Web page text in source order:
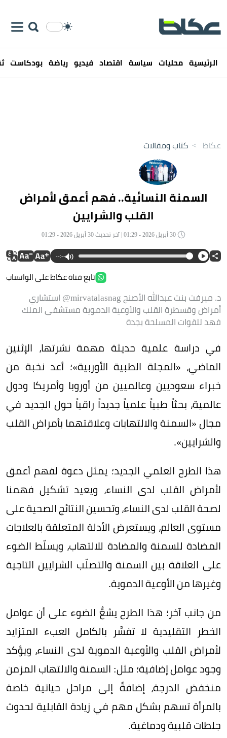
الرئيسية محليات سياسة اقتصاد فيديو رياضة بودكاست
عكاظ > كتاب ومقالات
السمنة النسائية.. فهم أعمق لأمراض
القلب والشرايين
--:--
تابع قناة عكاظ على الواتساب
د. ميرفت بنت عبدالله الأصنج mirvatalasnag@ ‏استشاري
أمراض وقسطرة القلب والأوعية الدموية مستشفى الملك
فهد للقوات المسلحة بجدة
في دراسة علمية حديثة مهمة نشرتها، الإثنين
الماضي، «المجلة الطبية الأوربية»؛ أعد نخبة من
خبراء سعوديين وعالميين من أوروبا وأمريكا ودول
عالمية، بحثاً طبياً علمياً جديداً راقياً حول الجديد في
مجال «السمنة والالتهابات وعلاقتهما بأمراض القلب
والشرايين».
هذا الطرح العلمي الجديد؛ يمثل دعوة لفهم أعمق
لأمراض القلب لدى النساء، ويعيد تشكيل فهمنا
لصحة القلب لدى النساء، وتحسين النتائج الصحية على
مستوى العالم، ويستعرض الأدلة المتعلقة بالعلاجات
المضادة للسمنة والمضادة للالتهاب، ويسلّط الضوء
على العلاقة بين السمنة والتصلّب الشرايين التاجية
وغيرها من الأوعية الدموية.
من جانب آخر؛ هذا الطرح يشعُّ الضوء على أن عوامل
الخطر التقليدية لا تفسَّر بالكامل العبء المتزايد
لأمراض القلب والأوعية الدموية لدى النساء، ويؤكد
وجود عوامل إضافية؛ مثل: السمنة والالتهاب المزمن
منخفض الدرجة، إضافةً إلى مراحل حياتية خاصة
بالمرأة تسهم بشكل مهم في زيادة القابلية لحدوث
جلطات قلبية ودماغية.